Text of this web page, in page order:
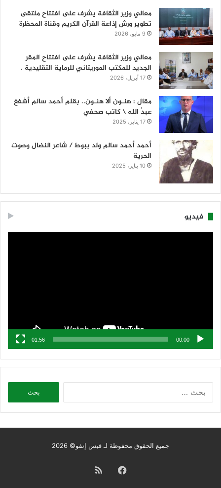
معالي وزير الثقافة يشرف على افتتاح ملتقى
تطوير ورش إذاعة القرآن الكريم وقناة المحظرة
9 مايو، 2026
معالي وزير الثقافة يشرف على افتتاح المقر
الجديد للمكتب الموريتاني للرماية التقليدية .
17 أبريل، 2026
مقال : هنـون ألا هنـون.. بقلم أحمد سالم أشفغ
عبدُ الله \ كاتب صحفي
17 يناير، 2025
أحمد أحمد سالم ولد ببوط / شاعر النضال وصوت
الحرية
10 يناير، 2025
فيديو
00:00
01:56
جميع الحقوق محفوظة لـ قبس إنفو© 2026
فيسبوكملخص